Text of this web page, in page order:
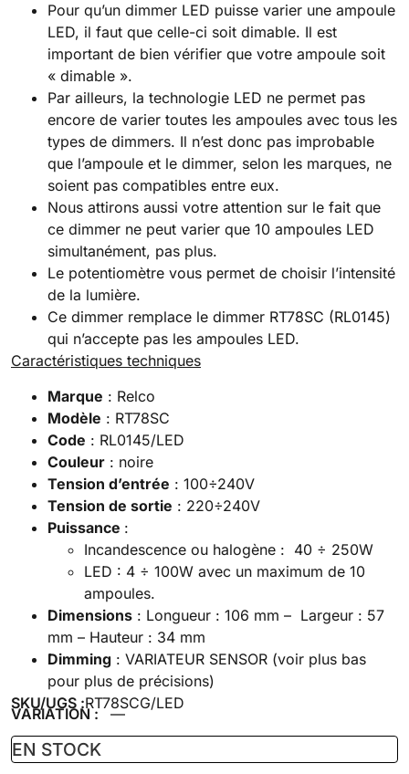
Pour qu’un dimmer LED puisse varier une ampoule
LED, il faut que celle-ci soit dimable. Il est
important de bien vérifier que votre ampoule soit
« dimable ».
Par ailleurs, la technologie LED ne permet pas
encore de varier toutes les ampoules avec tous les
types de dimmers. Il n’est donc pas improbable
que l’ampoule et le dimmer, selon les marques, ne
soient pas compatibles entre eux.
Nous attirons aussi votre attention sur le fait que
ce dimmer ne peut varier que 10 ampoules LED
simultanément, pas plus.
Le potentiomètre vous permet de choisir l’intensité
de la lumière.
Ce dimmer remplace le dimmer RT78SC (RL0145)
qui n’accepte pas les ampoules LED.
Caractéristiques techniques
Marque : Relco
Modèle : RT78SC
Code : RL0145/LED
Couleur : noire
Tension d’entrée : 100÷240V
Tension de sortie : 220÷240V
Puissance :
Incandescence ou halogène : 40 ÷ 250W
LED : 4 ÷ 100W avec un maximum de 10
ampoules.
Dimensions : Longueur : 106 mm – Largeur : 57
mm – Hauteur : 34 mm
Dimming : VARIATEUR SENSOR (voir plus bas
pour plus de précisions)
SKU/UGS :RT78SCG/LED
VARIATION : —
EN STOCK